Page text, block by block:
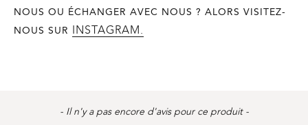
NOUS OU ÉCHANGER AVEC NOUS ? ALORS VISITEZ-
NOUS SUR INSTAGRAM.
- Il n'y a pas encore d'avis pour ce produit -
New content loaded